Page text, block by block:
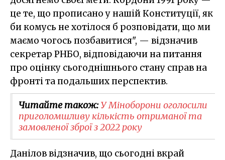
це те, що прописано у нашій Конституції, як
би комусь не хотілося б розповідати, що ми
маємо чогось позбавитися", — відзначив
секретар РНБО, відповідаючи на питання
про оцінку сьогоднішнього стану справ на
фронті та подальших перспектив.
Читайте також:У Міноборони оголосили
приголомшливу кількість отриманої та
замовленої зброї з 2022 року
Данілов відзначив, що сьогодні вкрай